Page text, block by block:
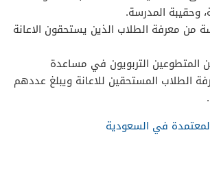
وحقيبة المدرسة.
من معرفة الطلاب الذين يستحقون الاعانة
المتطوعين التربويون في مساعدة
الطلاب المستحقين للاعانة ويبلغ عددهم
في السعودية